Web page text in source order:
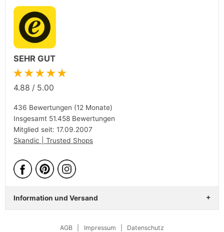
SEHR GUT
★★★★★
4.88 / 5.00
436 Bewertungen (12 Monate)
Insgesamt 51.458 Bewertungen
Mitglied seit: 17.09.2007
Skandic | Trusted Shops
Information und Versand
AGB Impressum Datenschutz